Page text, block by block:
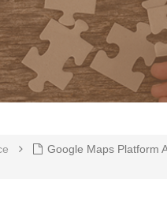
Google Maps Platform